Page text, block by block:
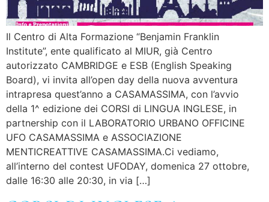
Il Centro di Alta Formazione “Benjamin Franklin
Institute”, ente qualificato al MIUR, già Centro
autorizzato CAMBRIDGE e ESB (English Speaking
Board), vi invita all’open day della nuova avventura
intrapresa quest’anno a CASAMASSIMA, con l’avvio
della 1^ edizione dei CORSI di LINGUA INGLESE, in
partnership con il LABORATORIO URBANO OFFICINE
UFO CASAMASSIMA e ASSOCIAZIONE
MENTICREATTIVE CASAMASSIMA.Ci vediamo,
all’interno del contest UFODAY, domenica 27 ottobre,
dalle 16:30 alle 20:30, in via […]